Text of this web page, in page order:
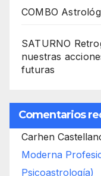
COMBO
SATURNO
nuestras
futuras
Comentarios
Carhen
Moderna
Psicoastrología)